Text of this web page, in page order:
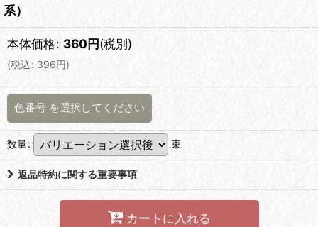
系）
本体価格: 360円(税別)
(税込: 396円)
色番号 を選択してください
数量: 束
返品特約に関する重要事項
カートに入れる